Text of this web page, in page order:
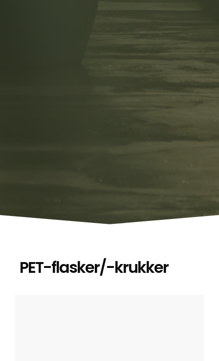
PET-flasker/-krukker